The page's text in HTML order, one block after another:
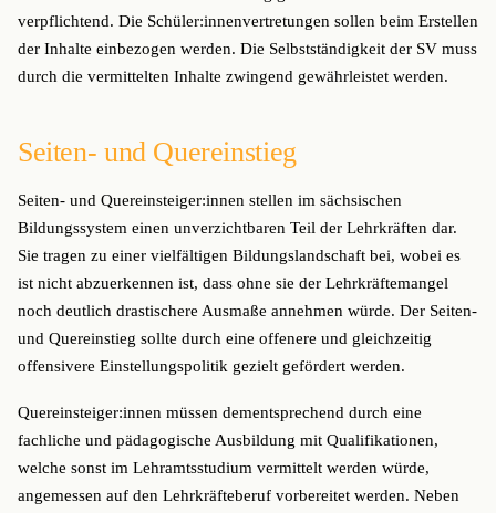
verpflichtend. Die Schüler:innenvertretungen sollen beim Erstellen
der Inhalte einbezogen werden. Die Selbstständigkeit der SV muss
durch die vermittelten Inhalte zwingend gewährleistet werden.
Seiten- und Quereinstieg
Seiten- und Quereinsteiger:innen stellen im sächsischen
Bildungssystem einen unverzichtbaren Teil der Lehrkräften dar.
Sie tragen zu einer vielfältigen Bildungslandschaft bei, wobei es
ist nicht abzuerkennen ist, dass ohne sie der Lehrkräftemangel
noch deutlich drastischere Ausmaße annehmen würde. Der Seiten-
und Quereinstieg sollte durch eine offenere und gleichzeitig
offensivere Einstellungspolitik gezielt gefördert werden.
Quereinsteiger:innen müssen dementsprechend durch eine
fachliche und pädagogische Ausbildung mit Qualifikationen,
welche sonst im Lehramtsstudium vermittelt werden würde,
angemessen auf den Lehrkräfteberuf vorbereitet werden. Neben